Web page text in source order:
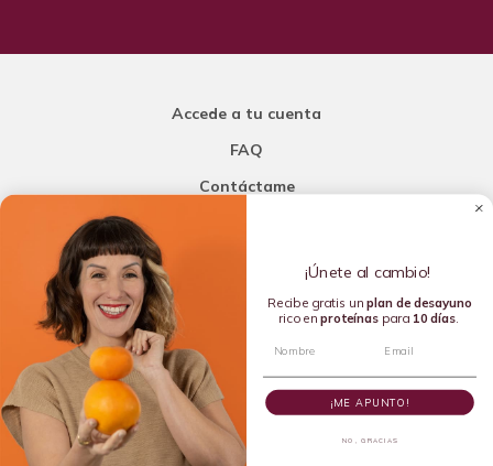
Accede a tu cuenta
FAQ
Contáctame
Añade una porción de inteligencia a tu nutrición
Copyright © 2016-2026 Carla L. de la Torre. All rights reserved.
¡Únete al cambio!
Recibe gratis unplan de desayuno
rico enproteínaspara 10 días.
¡ME APUNTO!
NO, GRACIAS